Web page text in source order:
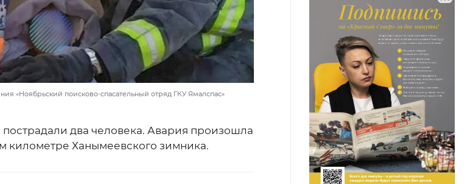
«Ноябрьский поисково-спасательный отряд ГКУ Ямалспас»
два человека. Авария произошла
м километре Ханымеевского зимника.